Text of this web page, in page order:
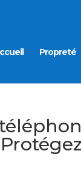
Propreté